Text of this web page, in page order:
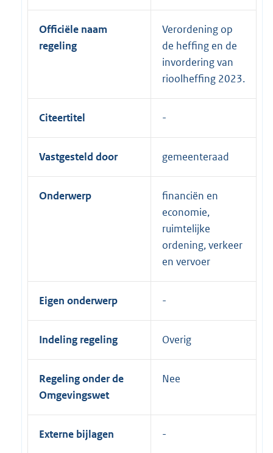
Officiële naam
regeling
Verordening op
de heffing en de
invordering van
rioolheffing 2023.
Citeertitel
Vastgesteld door gemeenteraad
Onderwerp
financiën en
economie,
ruimtelijke
ordening, verkeer
en vervoer
Eigen onderwerp
Indeling regeling Overig
Regeling onder de
Omgevingswet
Nee
Externe bijlagen